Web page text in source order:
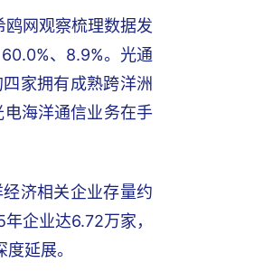
网观察梳理数据发
、8.9%。光通
家拥有成熟跨洋洲
海洋通信业务在手
济相关企业存量约
企业达6.72万家，
延展。